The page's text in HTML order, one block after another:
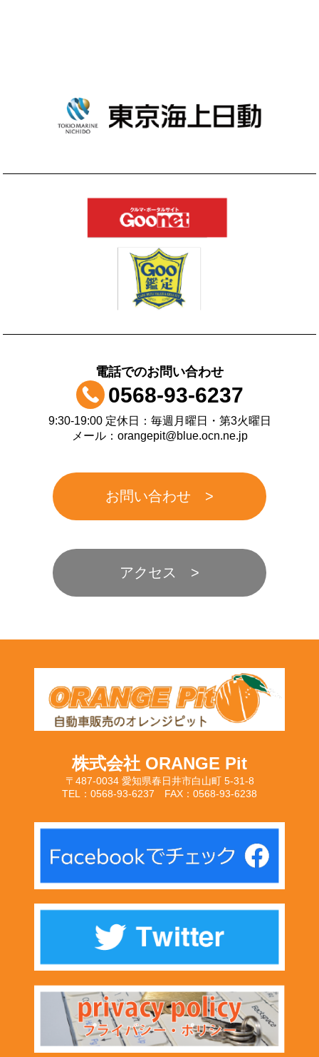
電話でのお問い合わせ
0568-93-6237
9:30-19:00 定休日：毎週月曜日・第3火曜日
メール：orangepit@blue.ocn.ne.jp
お問い合わせ
アクセス
株式会社 ORANGE Pit
〒487-0034 愛知県春日井市白山町 5-31-8
TEL：0568-93-6237 FAX：0568-93-6238